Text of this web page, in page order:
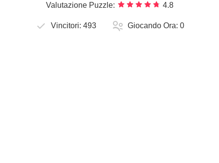
Valutazione Puzzle: 4.8
Vincitori: 493 Giocando Ora: 0